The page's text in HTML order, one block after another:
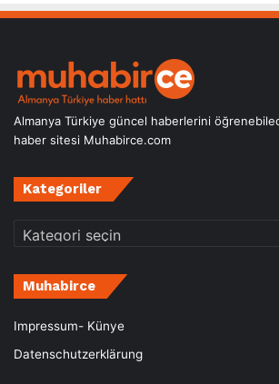
Almanya Türkiye güncel haberlerini
haber sitesi Muhabirce.com
Kategoriler
Kategoriler
Muhabirce
Impressum- Künye
Datenschutzerklärung